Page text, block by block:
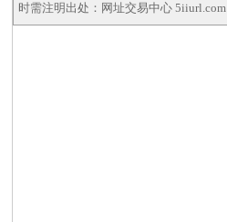
时需注明出处：网址交易中心 5iiurl.com